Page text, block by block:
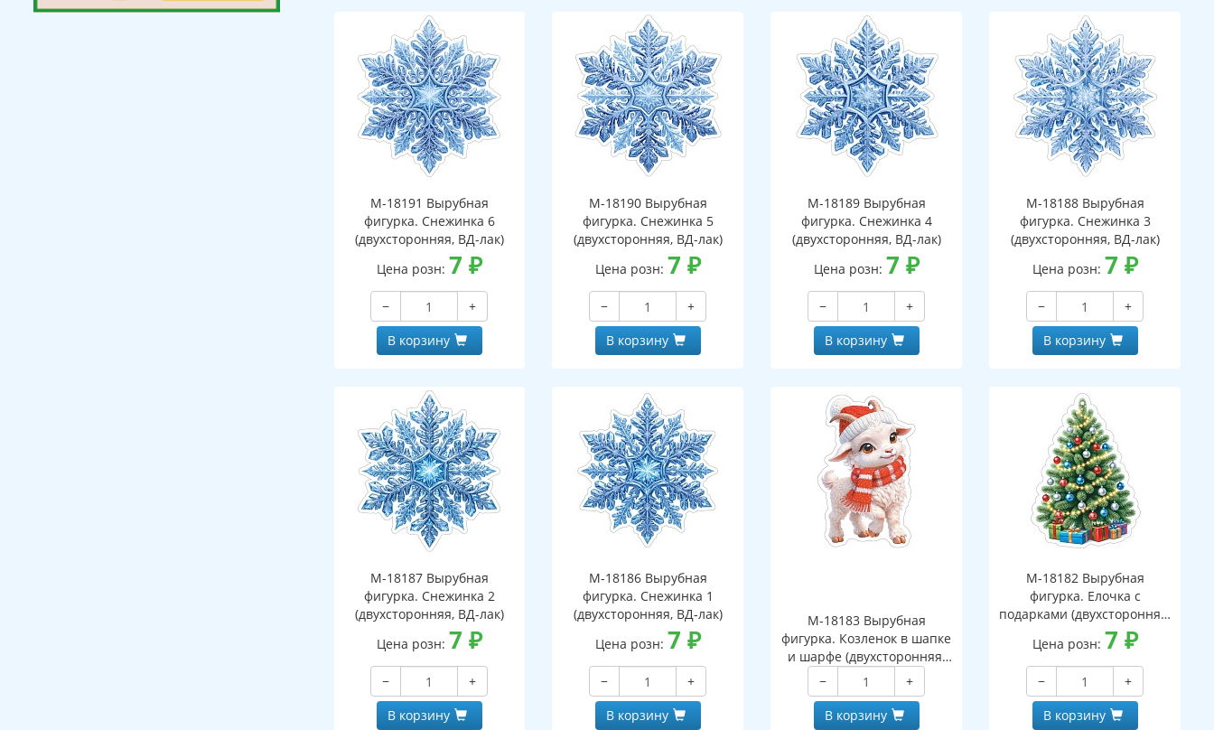
М-18191 Вырубная
фигурка. Снежинка 6
(двухсторонняя, ВД-лак)
Цена розн: 7 ₽
−
+
В корзину
М-18190 Вырубная
фигурка. Снежинка 5
(двухсторонняя, ВД-лак)
Цена розн: 7 ₽
−
+
В корзину
М-18189 Вырубная
фигурка. Снежинка 4
(двухсторонняя, ВД-лак)
Цена розн: 7 ₽
−
+
В корзину
М-18188 Вырубная
фигурка. Снежинка 3
(двухсторонняя, ВД-лак)
Цена розн: 7 ₽
−
+
В корзину
М-18187 Вырубная
фигурка. Снежинка 2
(двухсторонняя, ВД-лак)
Цена розн: 7 ₽
−
+
В корзину
М-18186 Вырубная
фигурка. Снежинка 1
(двухсторонняя, ВД-лак)
Цена розн: 7 ₽
−
+
В корзину
М-18183 Вырубная
фигурка. Козленок в шапке
и шарфе (двухсторонняя,
ВД-лак)
−
+
В корзину
М-18182 Вырубная
фигурка. Елочка с
подарками (двухсторонняя,
ВД-лак)
Цена розн: 7 ₽
−
+
В корзину